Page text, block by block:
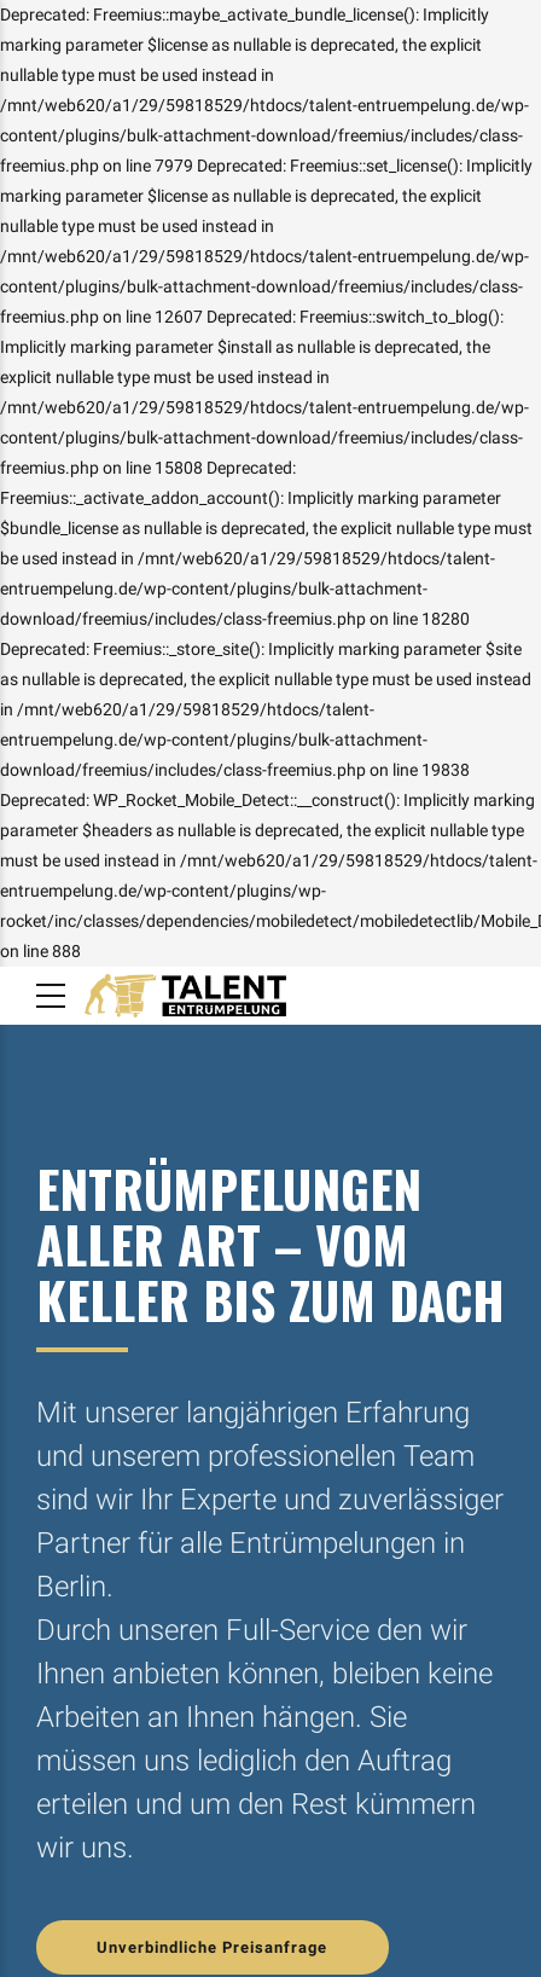
Deprecated: Freemius::maybe_activate_bundle_license(): Implicitly
marking parameter $license as nullable is deprecated, the explicit
nullable type must be used instead in
/mnt/web620/a1/29/59818529/htdocs/talent-entruempelung.de/wp-
content/plugins/bulk-attachment-download/freemius/includes/class-
freemius.php on line 7979 Deprecated: Freemius::set_license(): Implicitly
marking parameter $license as nullable is deprecated, the explicit
nullable type must be used instead in
/mnt/web620/a1/29/59818529/htdocs/talent-entruempelung.de/wp-
content/plugins/bulk-attachment-download/freemius/includes/class-
freemius.php on line 12607 Deprecated: Freemius::switch_to_blog():
Implicitly marking parameter $install as nullable is deprecated, the
explicit nullable type must be used instead in
/mnt/web620/a1/29/59818529/htdocs/talent-entruempelung.de/wp-
content/plugins/bulk-attachment-download/freemius/includes/class-
freemius.php on line 15808 Deprecated:
Freemius::_activate_addon_account(): Implicitly marking parameter
$bundle_license as nullable is deprecated, the explicit nullable type must
be used instead in /mnt/web620/a1/29/59818529/htdocs/talent-
entruempelung.de/wp-content/plugins/bulk-attachment-
download/freemius/includes/class-freemius.php on line 18280
Deprecated: Freemius::_store_site(): Implicitly marking parameter $site
as nullable is deprecated, the explicit nullable type must be used instead
in /mnt/web620/a1/29/59818529/htdocs/talent-
entruempelung.de/wp-content/plugins/bulk-attachment-
download/freemius/includes/class-freemius.php on line 19838
Deprecated: WP_Rocket_Mobile_Detect::__construct(): Implicitly marking
parameter $headers as nullable is deprecated, the explicit nullable type
must be used instead in /mnt/web620/a1/29/59818529/htdocs/talent-
entruempelung.de/wp-content/plugins/wp-
rocket/inc/classes/dependencies/mobiledetect/mobiledetectlib/
on line 888
ENTRÜMPELUNGEN
ALLER ART – VOM
KELLER BIS ZUM DACH
Mit unserer langjährigen Erfahrung
und unserem professionellen Team
sind wir Ihr Experte und zuverlässiger
Partner für alle Entrümpelungen in
Berlin.
Durch unseren Full-Service den wir
Ihnen anbieten können, bleiben keine
Arbeiten an Ihnen hängen. Sie
müssen uns lediglich den Auftrag
erteilen und um den Rest kümmern
wir uns.
Unverbindliche Preisanfrage